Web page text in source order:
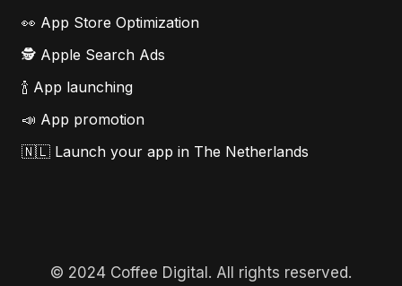
👀 App Store Optimization
🕵️ Apple Search Ads
🍾 App launching
📣 App promotion
🇳🇱 Launch your app in The Netherlands
© 2024 Coffee Digital. All rights reserved.